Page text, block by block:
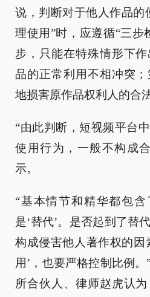
说，判断对于他人作品的
理使用”时，应遵循“三步
步，只能在特殊情形下
品的正常利用不相冲突
地损害原作品权利人的合
“由此判断，短视频平台
使用行为，一般不构成
示。
“基本情节和精华都包含
是‘替代’。是否起到了替
构成侵害他人著作权的因
用’，也要严格控制比例
所合伙人、律师赵虎认